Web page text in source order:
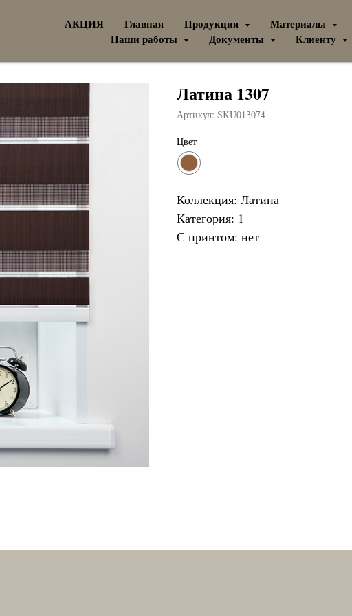
АКЦИЯ Главная Продукция
Материалы
Наши работы
Документы Клиенту
Латина 1307
Артикул: SKU013074
Цвет
Коллекция: Латина
Категория: 1
С принтом: нет